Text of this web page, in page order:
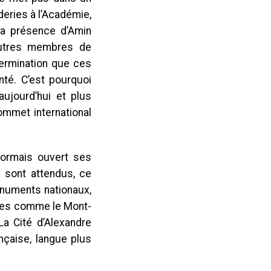
à l’Académie,
d’Amin
membres de
que ces
C’est pourquoi
et plus
international
ouvert ses
sont attendus, ce
nationaux,
comme le Mont-
Cité d’Alexandre
langue plus